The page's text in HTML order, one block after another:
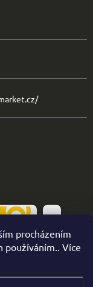
procházením
používáním.. Více